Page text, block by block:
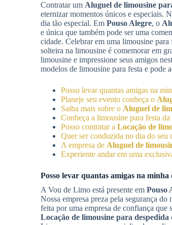
Contratar um Aluguel de limousine
eternizar momentos únicos e especiais.
dia tão especial. Em Pouso Alegre, o
e única que também pode ser uma
cidade. Celebrar em uma limousine para
solteira na limousine é comemorar em
limousine e impressione seus amigos
modelos de limousine para festa e pode
Posso levar quantas amigas na
Planeje seu evento conheça o
Saiba mais sobre o Aluguel de
Conheça a limousine para festa da
Posso contratar a Locação de
Quer ser conduzida no dia do seu
A empresa de Aluguel de
Experiente andar em uma
Posso levar quantas amigas na
A Vou de Limo está presente em Pouso
Nossa empresa preza pela segurança do
feita por uma empresa de confiança que
Locação de limousine para despedida